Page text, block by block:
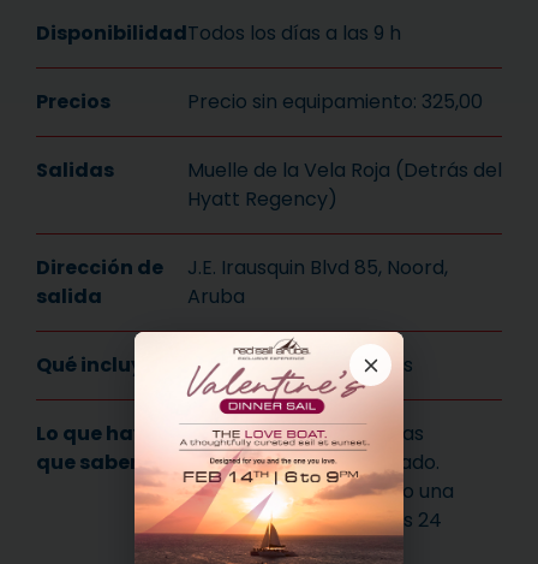
DisponibilidadTodos los días a las 9 h
Precios Precio sin equipamiento: 325,00
Salidas
Muelle de la Vela Roja (Detrás del
Hyatt Regency)
Dirección de
salida
J.E. Irausquin Blvd 85, Noord,
Aruba
Qué incluye Agua, pesos y depósitos
Lo que hay
que saber
Es necesario reservar las
inmersiones por separado.
Debes haber registrado una
inmersión en los últimos 24
meses